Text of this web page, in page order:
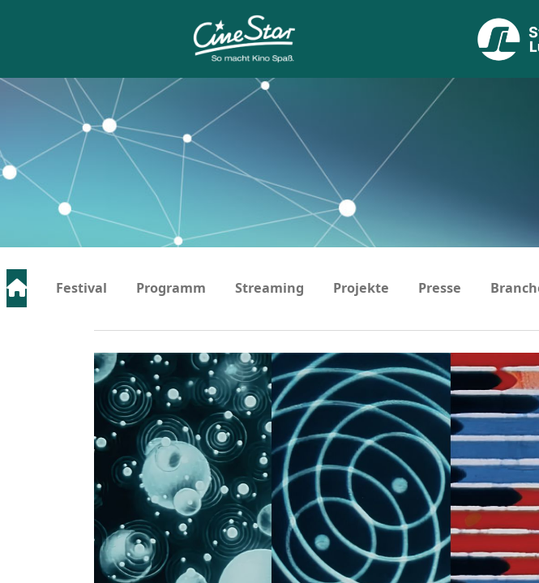
Festival Programm Streaming Projekte Presse